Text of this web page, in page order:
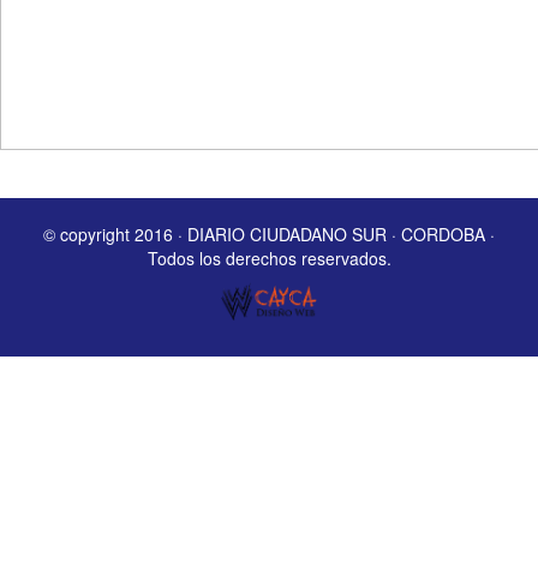
© copyright 2016 · DIARIO CIUDADANO SUR · CORDOBA ·
Todos los derechos reservados.